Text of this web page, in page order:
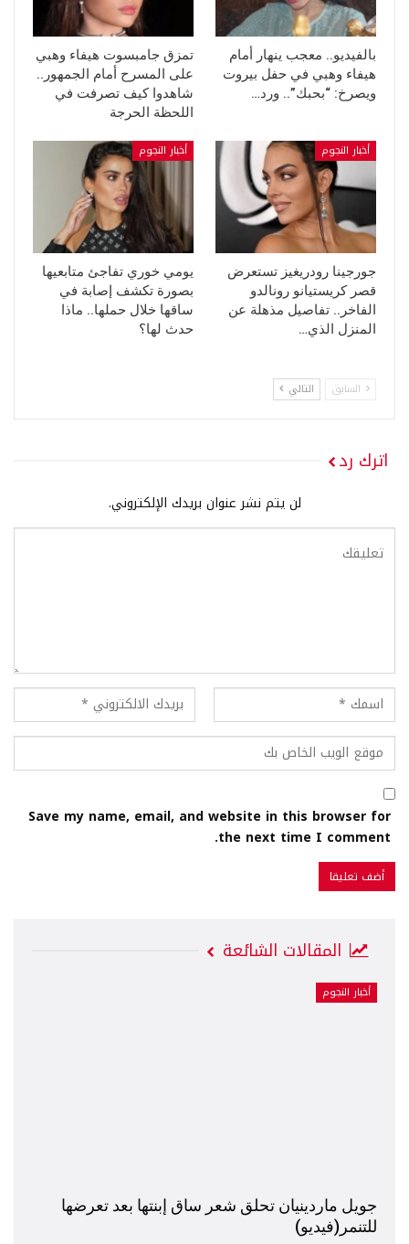
بالفيديو.. معجب ينهار أمام
هيفاء وهبي في حفل بيروت
ويصرخ: “بحبك”.. ورد…
تمزق جامبسوت هيفاء وهبي
على المسرح أمام الجمهور..
شاهدوا كيف تصرفت في
اللحظة الحرجة
أخبار النجوم
جورجينا رودريغيز تستعرض
قصر كريستيانو رونالدو
الفاخر.. تفاصيل مذهلة عن
المنزل الذي…
أخبار النجوم
يومي خوري تفاجئ متابعيها
بصورة تكشف إصابة في
ساقها خلال حملها.. ماذا
حدث لها؟
السابق التالي
اترك رد
لن يتم نشر عنوان بريدك الإلكتروني.
Save my name, email, and website in this browser for
the next time I comment.
المقالات الشائعة
أخبار النجوم
جويل ماردينيان تحلق شعر ساق إبنتها بعد تعرضها
للتنمر(فيديو)